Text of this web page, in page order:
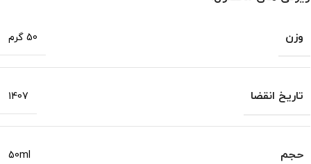
وزن 50 گرم
تاریخ انقضا 1407
حجم 50ml